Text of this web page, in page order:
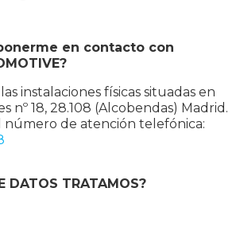
en contacto con
instalaciones físicas situadas en
nº 18, 28.108 (Alcobendas) Madrid.
número de atención telefónica:
DATOS TRATAMOS?